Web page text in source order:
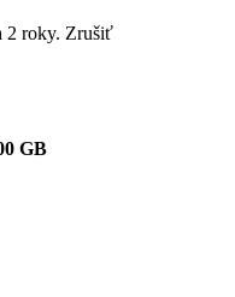
2 roky. Zrušiť
GB